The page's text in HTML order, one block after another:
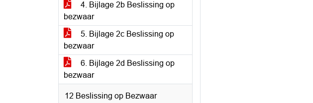
4. Bijlage 2b Beslissing op
bezwaar
5. Bijlage 2c Beslissing op
bezwaar
6. Bijlage 2d Beslissing op
bezwaar
12 Beslissing op Bezwaar